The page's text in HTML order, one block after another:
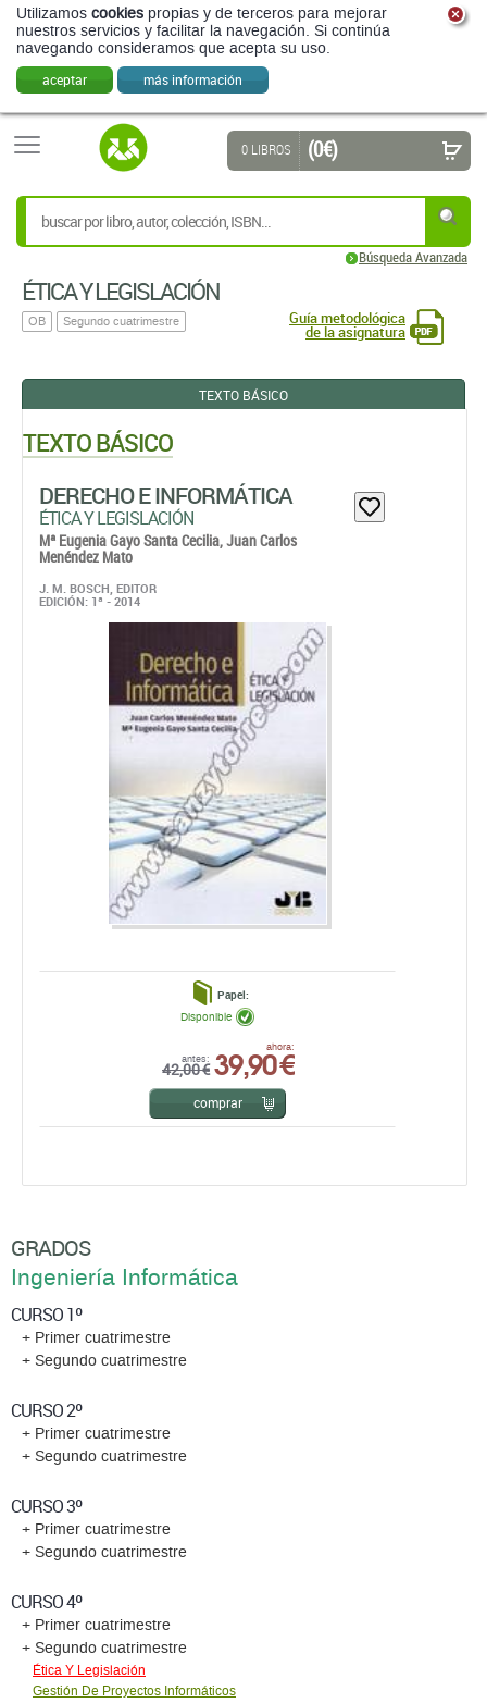
Utilizamos cookies propias y de terceros para mejorar
nuestros servicios y facilitar la navegación. Si continúa
navegando consideramos que acepta su uso.
aceptar más información
Búsqueda Avanzada
0 LIBROS (0 €)
ÉTICA Y LEGISLACIÓN
OB Segundo cuatrimestre Guía metodológica
de la asignatura
TEXTO BÁSICO
TEXTO BÁSICO
DERECHO E INFORMÁTICA
ÉTICA Y LEGISLACIÓN
Mª Eugenia Gayo Santa Cecilia,Juan Carlos
Menéndez Mato
J. M. BOSCH, EDITOR
EDICIÓN: 1ª - 2014
Papel:
antes:
42,00 €
ahora:
39,90 €
Disponible
comprar
GRADOS
Ingeniería Informática
CURSO 1º
+ Primer cuatrimestre
+ Segundo cuatrimestre
CURSO 2º
+ Primer cuatrimestre
+ Segundo cuatrimestre
CURSO 3º
+ Primer cuatrimestre
+ Segundo cuatrimestre
CURSO 4º
+ Primer cuatrimestre
+ Segundo cuatrimestre
Ética Y Legislación
Gestión De Proyectos Informáticos